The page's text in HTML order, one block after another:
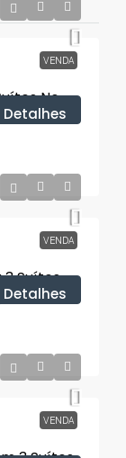
VENDA
No
Detalhes
VENDA
Suítes
Detalhes
VENDA